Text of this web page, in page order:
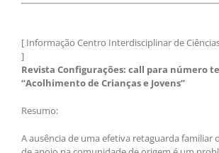
[ Informação Centro Interdisciplinar de
]
Revista Configurações: call para número
“Acolhimento de Crianças e Jovens”
Resumo:
A ausência de uma efetiva retaguarda familiar